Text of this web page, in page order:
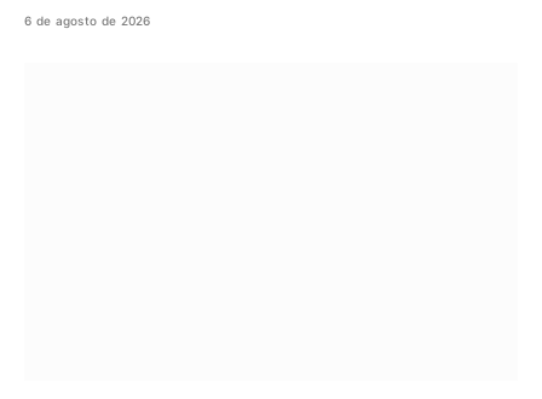
6 de agosto de 2026